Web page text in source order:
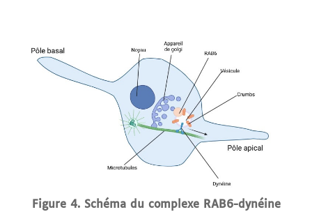
Figure 4. Schéma du complexe RAB6-dynéine